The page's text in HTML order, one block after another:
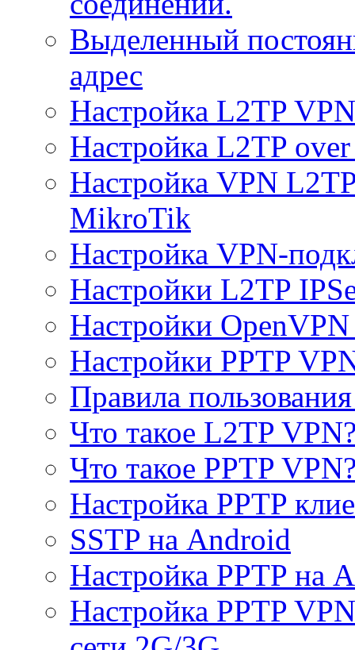
Выделенный
адрес
Настройка L2TP
Настройка L2TP
Настройка VPN
MikroTik
Настройка VPN-
Настройки L2TP
Настройки
Настройки PPTP
Правила
Что такое L2TP
Что такое PPTP
Настройка PPTP
SSTP на Android
Настройка PPTP на
Настройка PPTP